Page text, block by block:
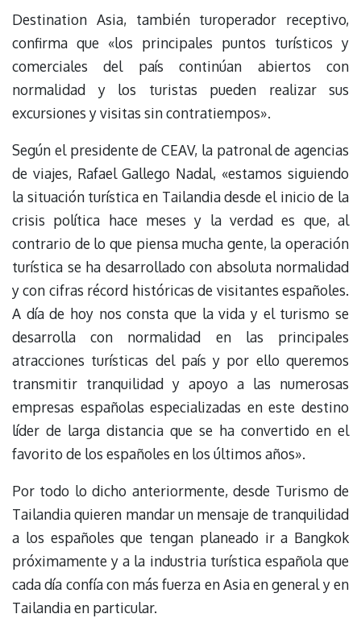
Destination Asia, también turoperador receptivo,
confirma que «los principales puntos turísticos y
comerciales del país continúan abiertos con
normalidad y los turistas pueden realizar sus
excursiones y visitas sin contratiempos».
Según el presidente de CEAV, la patronal de agencias
de viajes, Rafael Gallego Nadal, «estamos siguiendo
la situación turística en Tailandia desde el inicio de la
crisis política hace meses y la verdad es que, al
contrario de lo que piensa mucha gente, la operación
turística se ha desarrollado con absoluta normalidad
y con cifras récord históricas de visitantes españoles.
A día de hoy nos consta que la vida y el turismo se
desarrolla con normalidad en las principales
atracciones turísticas del país y por ello queremos
transmitir tranquilidad y apoyo a las numerosas
empresas españolas especializadas en este destino
líder de larga distancia que se ha convertido en el
favorito de los españoles en los últimos años».
Por todo lo dicho anteriormente, desde Turismo de
Tailandia quieren mandar un mensaje de tranquilidad
a los españoles que tengan planeado ir a Bangkok
próximamente y a la industria turística española que
cada día confía con más fuerza en Asia en general y en
Tailandia en particular.